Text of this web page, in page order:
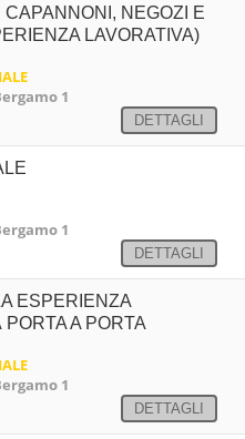
NEGOZI E
LAVORATIVA)
1
DETTAGLI
1
DETTAGLI
ESPERIENZA
A PORTA
1
DETTAGLI